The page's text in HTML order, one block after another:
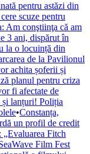
pentru astăzi din
scuze pentru
Am conştiinţa că am
3 ani, dispărut în
la o locuință din
de la Pavilionul
achita șoferii și
planul pentru criza
fi afectate de
și lanțuri! Poliția
•Constanța,
un profil de credit
Fitch
Film Fest